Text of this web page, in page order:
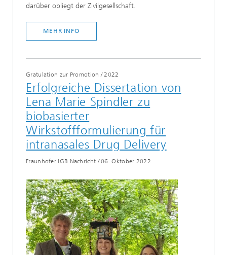
darüber obliegt der Zivilgesellschaft.
MEHR INFO
Gratulation zur Promotion /2022
Erfolgreiche Dissertation von
Lena Marie Spindler zu
biobasierter
Wirkstoffformulierung für
intranasales Drug Delivery
Fraunhofer IGB Nachricht /06. Oktober 2022